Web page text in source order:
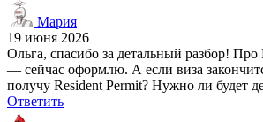
Мария
19 июня 2026
Ольга, спасибо за детальный разбор! Про
— сейчас оформлю. А если виза
получу Resident Permit? Нужно ли будет
Ответить